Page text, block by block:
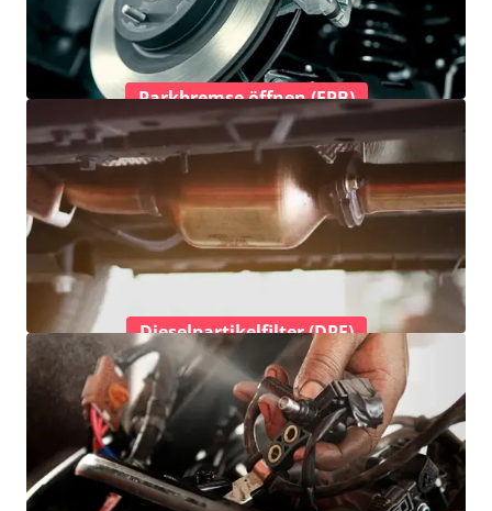
Parkbremse öffnen (EPB)
Dieselpartikelfilter (DPF)